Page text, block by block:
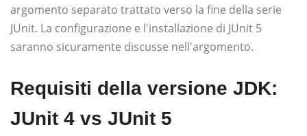
argomento separato trattato verso la fine della serie
JUnit. La configurazione e l'installazione di JUnit 5
saranno sicuramente discusse nell'argomento.
Requisiti della versione JDK:
JUnit 4 vs JUnit 5